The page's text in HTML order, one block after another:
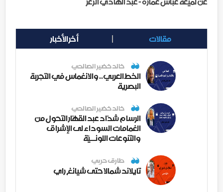
مقالات أخر الأخبار
خالد خضير الصالحي
الخط العربي.. والانغماس في التجربة
البصرية
خالد خضير الصالحي
الرسام شدّاد عبد القهّار التحول من
الغمامات السوداء لى الإشراق
والتنوعات اللونــيّة
طارق حربي
تايلاند شمالا حتى شيانغ راي